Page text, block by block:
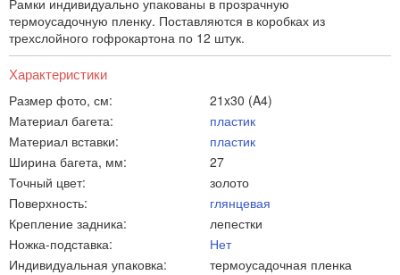
Рамки индивидуально упакованы в прозрачную
термоусадочную пленку. Поставляются в коробках из
трехслойного гофрокартона по 12 штук.
Характеристики
Размер фото, см:
21x30 (A4)
Материал багета:
пластик
Материал вставки:
пластик
Ширина багета, мм:
27
Точный цвет:
золото
Поверхность:
глянцевая
Крепление задника:
лепестки
Ножка-подставка:
Нет
Индивидуальная упаковка:
термоусадочная пленка